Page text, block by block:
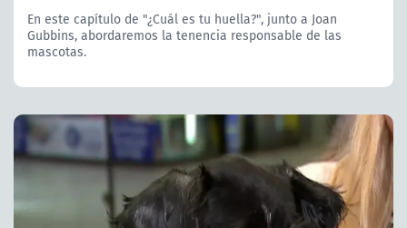
En este capítulo de "¿Cuál es tu huella?", junto a Joan
Gubbins, abordaremos la tenencia responsable de las
mascotas.